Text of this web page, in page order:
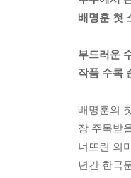
배명훈 첫
부드러운
작품 수록
배명훈의
장 주목받
너뜨린 의
년간 한국